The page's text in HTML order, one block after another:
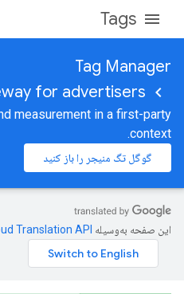
Tags
Tag Manager
for advertisers
measurement in a first-party
context.
گوگل تگ منیجر را باز کنید
این صفحه به‌وسیله